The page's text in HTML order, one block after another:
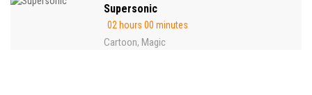
Supersonic
02 hours 00 minutes
Cartoon, Magic